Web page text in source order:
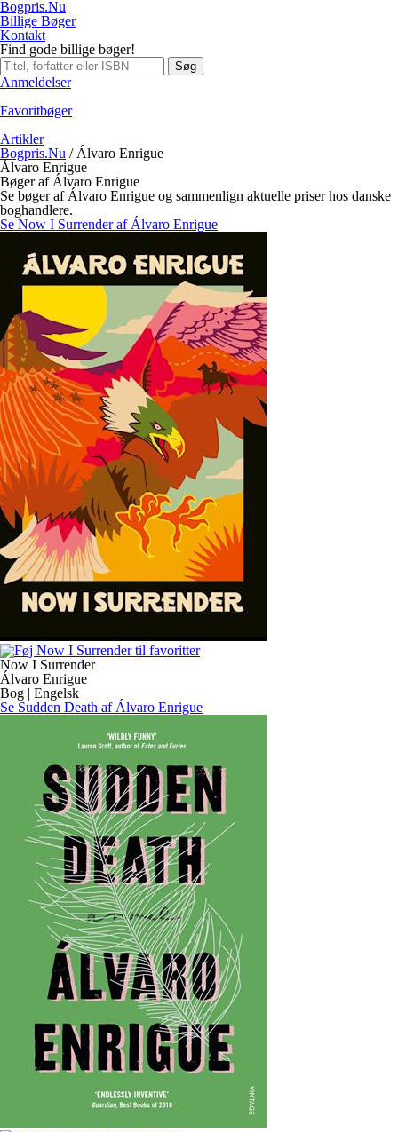
Bogpris.Nu
Billige Bøger
Kontakt
Find gode billige bøger!
Søg
Anmeldelser
Favoritbøger
Artikler
Bogpris.Nu / Álvaro Enrigue
Álvaro Enrigue
Bøger af Álvaro Enrigue
Se bøger af Álvaro Enrigue og sammenlign aktuelle priser hos danske
boghandlere.
Se Now I Surrender af Álvaro Enrigue
Now I Surrender
Álvaro Enrigue
Bog | Engelsk
Se Sudden Death af Álvaro Enrigue